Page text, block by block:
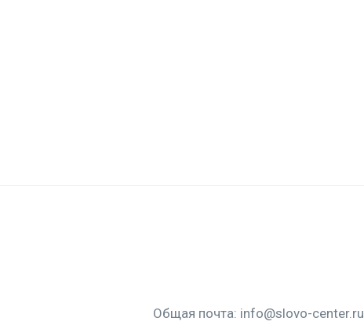
Общая почта: info@slovo-center.ru